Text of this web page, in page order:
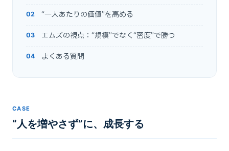
“一人あたりの価値”を高める
エムズの視点：“規模”でなく“密度”で勝つ
よくある質問
CASE
“人を増やさず”に、成長する